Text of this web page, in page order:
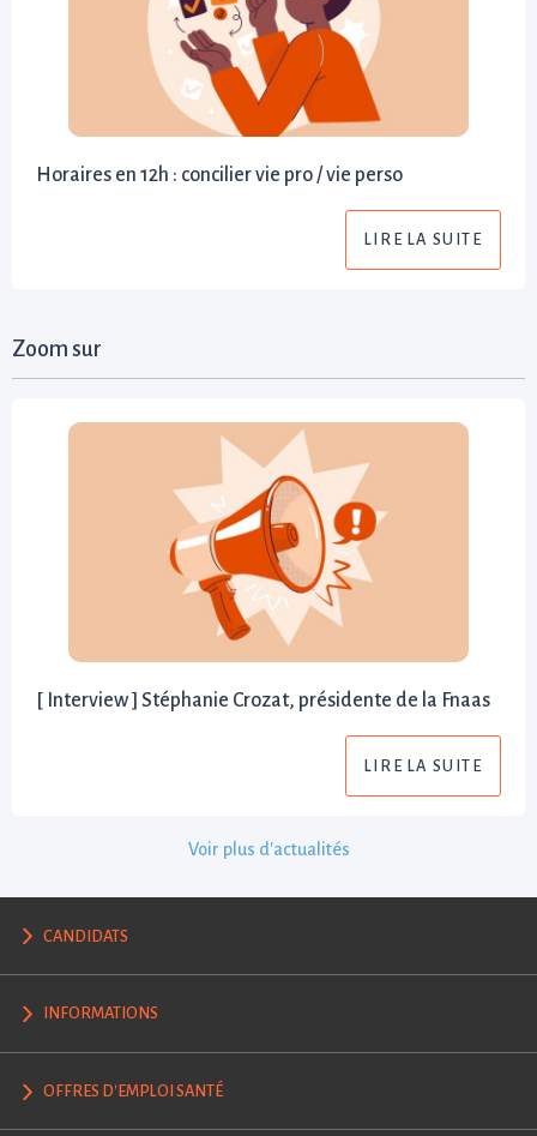
Horaires en 12h : concilier vie pro / vie perso
LIRE LA SUITE
Zoom sur
[ Interview ] Stéphanie Crozat, présidente de la Fnaas
LIRE LA SUITE
Voir plus d'actualités
CANDIDATS
INFORMATIONS
OFFRES D'EMPLOI SANTÉ